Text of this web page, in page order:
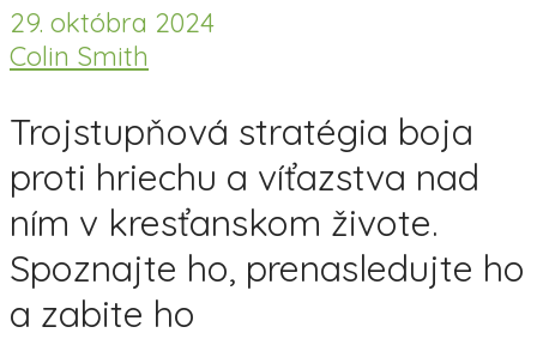
29. októbra 2024
Colin Smith
Trojstupňová stratégia boja
proti hriechu a víťazstva nad
ním v kresťanskom živote.
Spoznajte ho, prenasledujte ho
a zabite ho